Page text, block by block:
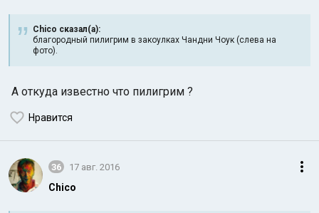
Chico сказал(а):
благородный пилигрим в закоулках Чандни Чоук (слева на
фото).
А откуда известно что пилигрим ?
Нравится
36 17 авг. 2016
Chico